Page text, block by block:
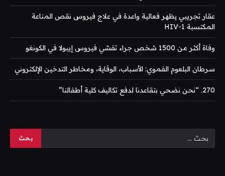
عقار تجريبي يظهر فعالية واعدة في علاج فيروس نقص المناعة
المكتسبة HIV-1
وفاة أكثر من 1500 شخص جراء تفشي فيروس إيبولا في الكونغو
سرطان البلعوم الفموي: الأسباب، الوقاية، ومخاطر التدخين الإلكتروني
270. “نحن نضحي بتقاعدنا لدفع تكاليف كلية أطفالنا”